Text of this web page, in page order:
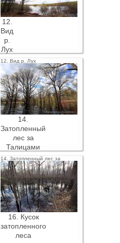
12.
Вид
р.
Лух
12. Вид р. Лух
14.
Затопленный
лес за
Талицами
14. Затопленный лес за
Талицами
16. Кусок
затопленного
леса